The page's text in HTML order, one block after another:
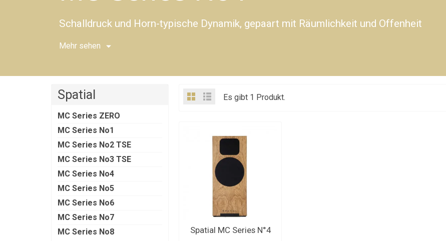
Schalldruck und Horn-typische Dynamik, gepaart mit Räumlichkeit und Offenheit
Mehr sehen
Spatial
MC Series ZERO
MC Series No1
MC Series No2 TSE
MC Series No3 TSE
MC Series No4
MC Series No5
MC Series No6
MC Series No7
MC Series No8
Es gibt 1 Produkt.
KONTAKTIEREN SIE UNS
Spatial MC Series N°4